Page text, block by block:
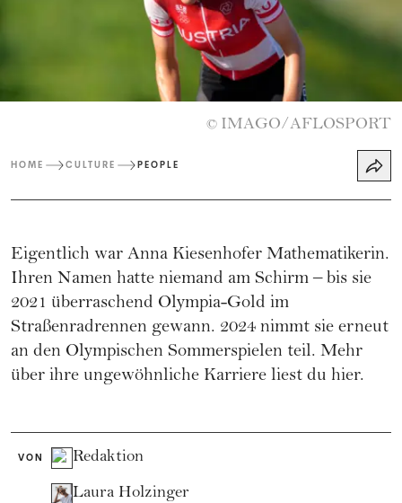
© IMAGO/AFLOSPORT
HOME CULTURE PEOPLE
Eigentlich war Anna Kiesenhofer Mathematikerin.
Ihren Namen hatte niemand am Schirm – bis sie
2021 überraschend Olympia-Gold im
Straßenradrennen gewann. 2024 nimmt sie erneut
an den Olympischen Sommerspielen teil. Mehr
über ihre ungewöhnliche Karriere liest du hier.
VON Redaktion
Laura Holzinger